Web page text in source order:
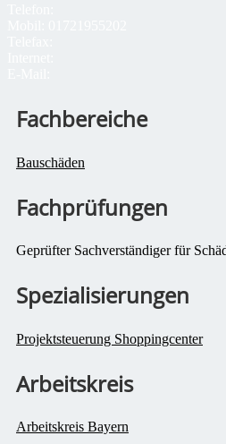
Fachbereiche
Bauschäden
Fachprüfungen
Geprüfter Sachverständiger für
Spezialisierungen
Projektsteuerung Shoppingcenter
Arbeitskreis
Arbeitskreis Bayern